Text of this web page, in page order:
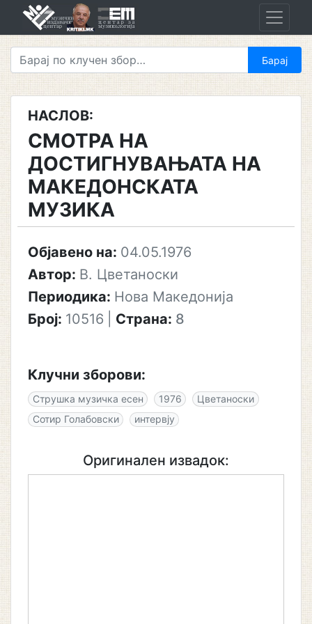
НАСЛОВ:
СМОТРА НА
ДОСТИГНУВАЊАТА НА
МАКЕДОНСКАТА
МУЗИКА
Објавено на: 04.05.1976
Автор: В. Цветаноски
Периодика: Нова Македонија
Број: 10516 Страна: 8
Клучни зборови:
Струшка музичка есен 1976
Цветаноски
Сотир Голабовски
интервју
Оригинален извадок: